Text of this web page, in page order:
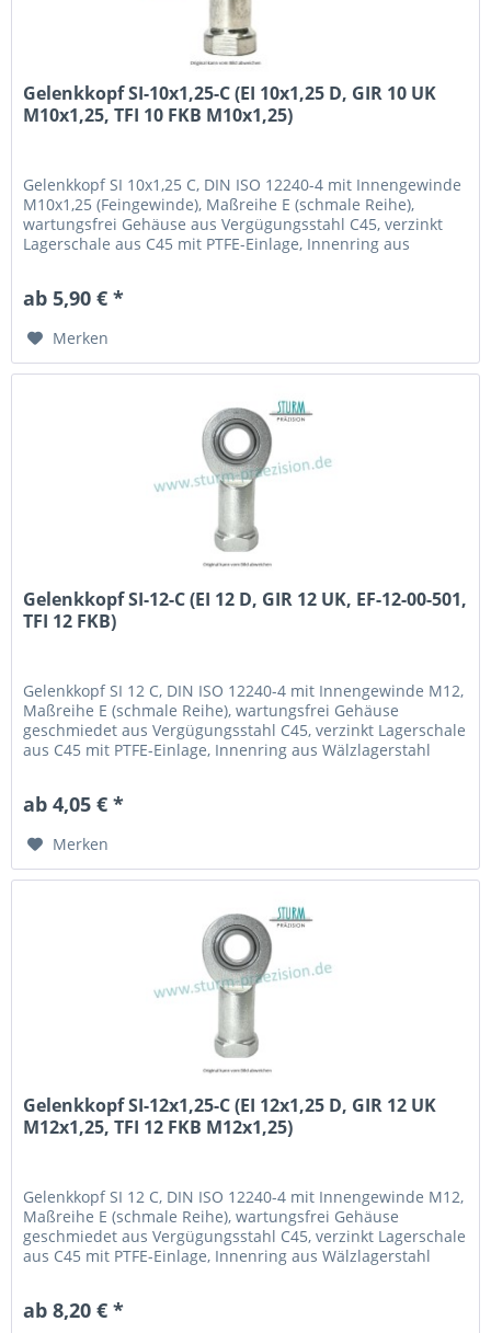
Gelenkkopf SI-10x1,25-C (EI 10x1,25 D, GIR 10 UK
M10x1,25, TFI 10 FKB M10x1,25)
Gelenkkopf SI 10x1,25 C, DIN ISO 12240-4 mit Innengewinde
M10x1,25 (Feingewinde), Maßreihe E (schmale Reihe),
wartungsfrei Gehäuse aus Vergügungsstahl C45, verzinkt
Lagerschale aus C45 mit PTFE-Einlage, Innenring aus
Technologisch austauschbar zu: EI 10x1,25...
ab 5,90 € *
Merken
Gelenkkopf SI-12-C (EI 12 D, GIR 12 UK, EF-12-00-501,
TFI 12 FKB)
Gelenkkopf SI 12 C, DIN ISO 12240-4 mit Innengewinde M12,
Maßreihe E (schmale Reihe), wartungsfrei Gehäuse
geschmiedet aus Vergügungsstahl C45, verzinkt Lagerschale
aus C45 mit PTFE-Einlage, Innenring aus Wälzlagerstahl
austauschbar zu: EI 12 D, GIR 12 UK,...
ab 4,05 € *
Merken
Gelenkkopf SI-12x1,25-C (EI 12x1,25 D, GIR 12 UK
M12x1,25, TFI 12 FKB M12x1,25)
Gelenkkopf SI 12 C, DIN ISO 12240-4 mit Innengewinde M12,
Maßreihe E (schmale Reihe), wartungsfrei Gehäuse
geschmiedet aus Vergügungsstahl C45, verzinkt Lagerschale
aus C45 mit PTFE-Einlage, Innenring aus Wälzlagerstahl
austauschbar zu: EI 12x1,25 D, GIR 12 UK...
ab 8,20 € *